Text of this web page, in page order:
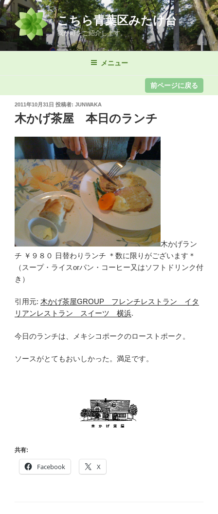
コ
ン
テ
ン
ツ
こちら青葉区みたけ台
我が町をご紹介します。
メニュー
投
日:
2011年10月31日 投稿者: JUNWAKA
木かげ茶屋 本日のランチ
木かげラン
チ ￥９８０ 日替わりランチ ＊数に限りがございます＊
（スープ・ライスorパン・コーヒー又はソフトドリンク付
き）
引用元: 木かげ茶屋GROUP フレンチレストラン イタ
リアンレストラン スイーツ 横浜.
今日のランチは、メキシコポークのローストポーク。
ソースがとてもおいしかった。満足です。
共有:
Facebook X